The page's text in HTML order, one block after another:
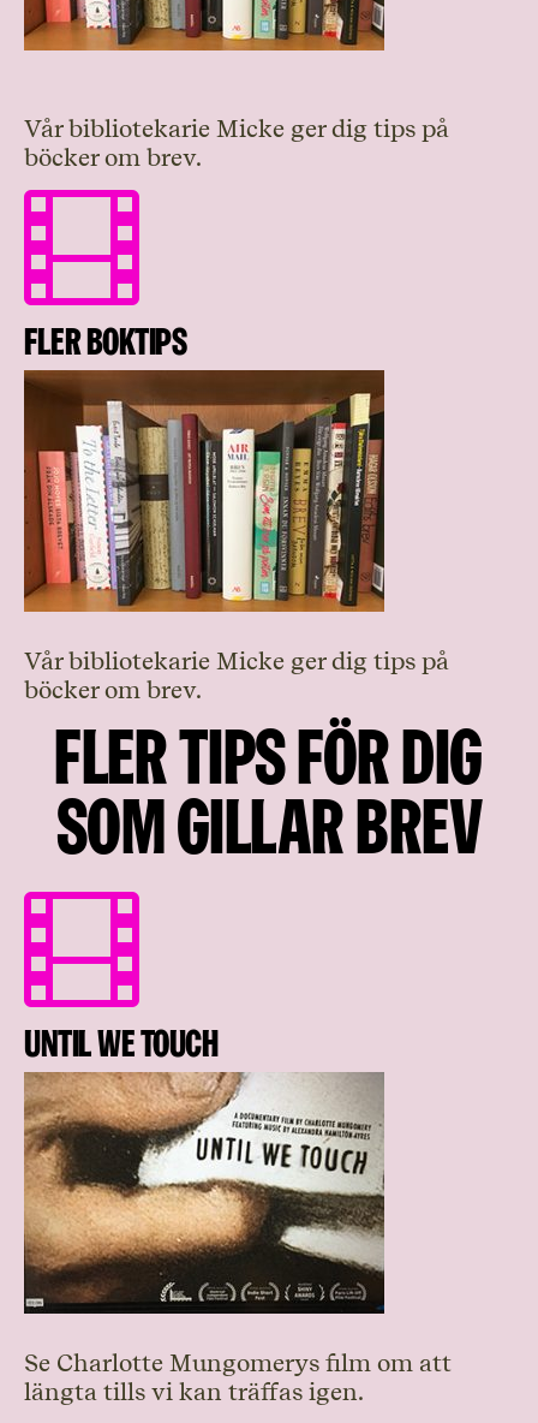
Vår bibliotekarie Micke ger dig tips på
böcker om brev.

Fler Boktips
Vår bibliotekarie Micke ger dig tips på
böcker om brev.
Fler tips för dig
som gillar brev

Until we touch
Se Charlotte Mungomerys film om att
längta tills vi kan träffas igen.